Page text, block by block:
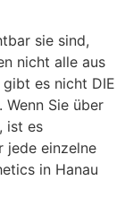
sie sind,
nicht alle aus
es nicht DIE
Sie über
ist es
jede einzelne
in Hanau